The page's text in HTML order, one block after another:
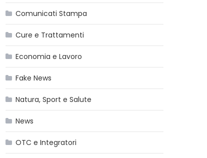
Comunicati Stampa
Cure e Trattamenti
Economia e Lavoro
Fake News
Natura, Sport e Salute
News
OTC e Integratori